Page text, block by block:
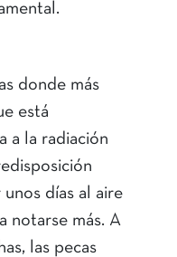
donde más
está
a la radiación
unos días al aire
notarse más. A
las pecas